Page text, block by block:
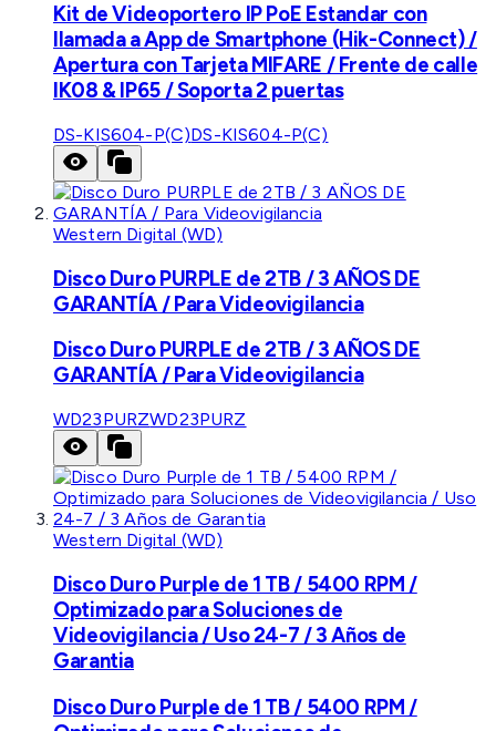
Kit de Videoportero IP PoE Estandar con
llamada a App de Smartphone (Hik-Connect) /
Apertura con Tarjeta MIFARE / Frente de calle
IK08 & IP65 / Soporta 2 puertas
DS-KIS604-P(C)DS-KIS604-P(C)
Western Digital (WD)
Disco Duro PURPLE de 2TB / 3 AÑOS DE
GARANTÍA / Para Videovigilancia
Disco Duro PURPLE de 2TB / 3 AÑOS DE
GARANTÍA / Para Videovigilancia
WD23PURZWD23PURZ
Western Digital (WD)
Disco Duro Purple de 1 TB / 5400 RPM /
Optimizado para Soluciones de
Videovigilancia / Uso 24-7 / 3 Años de
Garantia
Disco Duro Purple de 1 TB / 5400 RPM /